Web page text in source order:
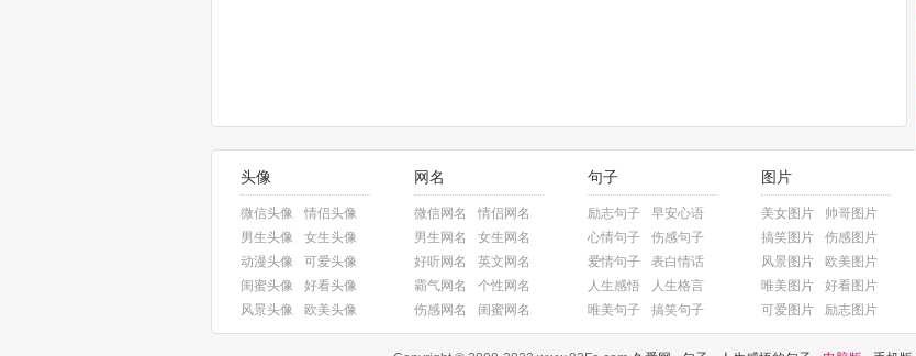
头像
微信头像
情侣头像
男生头像
女生头像
动漫头像
可爱头像
闺蜜头像
好看头像
风景头像
欧美头像
网名
微信网名
情侣网名
男生网名
女生网名
好听网名
英文网名
霸气网名
个性网名
伤感网名
闺蜜网名
句子
励志句子
早安心语
心情句子
伤感句子
爱情句子
表白情话
人生感悟
人生格言
唯美句子
搞笑句子
图片
美女图片
帅哥图片
搞笑图片
伤感图片
风景图片
欧美图片
唯美图片
好看图片
可爱图片
励志图片